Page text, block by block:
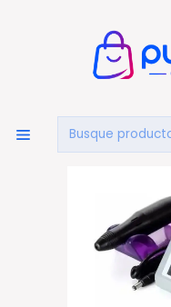
HOGAR Y
Torno Manicure